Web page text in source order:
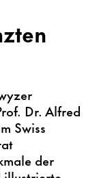
Dr. Alfred
Swiss
der